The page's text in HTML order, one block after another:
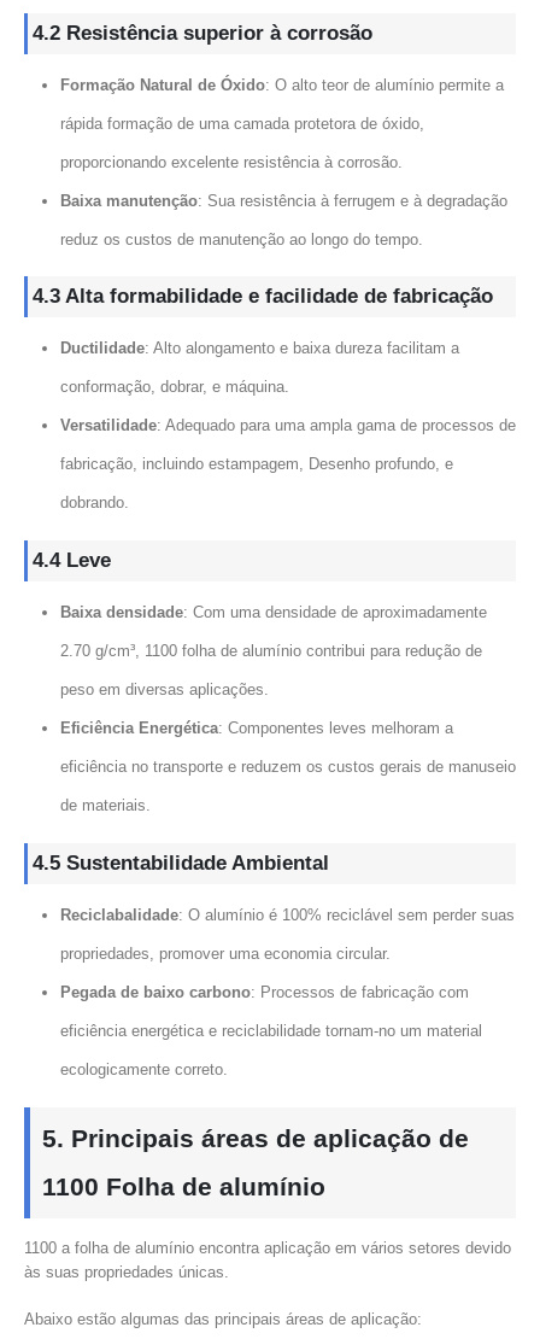
4.2 Resistência superior à corrosão
Formação Natural de Óxido: O alto teor de alumínio permite a
rápida formação de uma camada protetora de óxido,
proporcionando excelente resistência à corrosão.
Baixa manutenção: Sua resistência à ferrugem e à degradação
reduz os custos de manutenção ao longo do tempo.
4.3 Alta formabilidade e facilidade de fabricação
Ductilidade: Alto alongamento e baixa dureza facilitam a
conformação, dobrar, e máquina.
Versatilidade: Adequado para uma ampla gama de processos de
fabricação, incluindo estampagem, Desenho profundo, e
dobrando.
4.4 Leve
Baixa densidade: Com uma densidade de aproximadamente
2.70 g/cm³, 1100 folha de alumínio contribui para redução de
peso em diversas aplicações.
Eficiência Energética: Componentes leves melhoram a
eficiência no transporte e reduzem os custos gerais de manuseio
de materiais.
4.5 Sustentabilidade Ambiental
Reciclabalidade: O alumínio é 100% reciclável sem perder suas
propriedades, promover uma economia circular.
Pegada de baixo carbono: Processos de fabricação com
eficiência energética e reciclabilidade tornam-no um material
ecologicamente correto.
5. Principais áreas de aplicação de
1100 Folha de alumínio
1100 a folha de alumínio encontra aplicação em vários setores devido
às suas propriedades únicas.
Abaixo estão algumas das principais áreas de aplicação: